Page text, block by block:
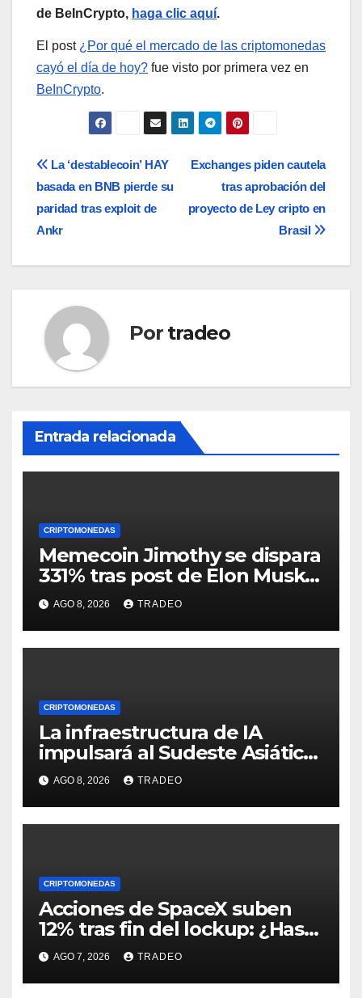
de BeInCrypto, haga clic aquí.
El post ¿Por qué el mercado de las criptomonedas
cayó el día de hoy? fue visto por primera vez en
BeInCrypto.
Navegación
de
entradas
Exchanges piden cautela
tras aprobación del
proyecto de Ley cripto en
Brasil
La ‘destablecoin’ HAY
basada en BNB pierde su
paridad tras exploit de
Ankr
Por tradeo
Entrada relacionada
CRIPTOMONEDAS
Memecoin Jimothy se dispara
331% tras post de Elon Musk
sobre un mapache
AGO 8, 2026 TRADEO
CRIPTOMONEDAS
La infraestructura de IA
impulsará al Sudeste Asiático,
destaca United Overseas
Bank
AGO 8, 2026 TRADEO
CRIPTOMONEDAS
Acciones de SpaceX suben
12% tras fin del lockup: ¿Hasta
dónde podrían llegar en
agosto?
AGO 7, 2026 TRADEO